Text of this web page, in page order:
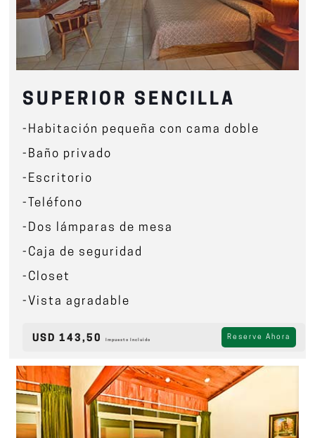
SUPERIOR SENCILLA
-Habitación pequeña con cama doble
-Baño privado
-Escritorio
-Teléfono
-Dos lámparas de mesa
-Caja de seguridad
-Closet
-Vista agradable
USD 143,50 Impuesto Incluido Reserve Ahora